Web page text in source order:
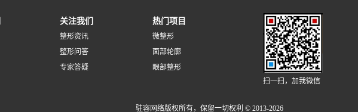
关注我们
整形资讯
整形问答
专家答疑
热门项目
微整形
面部轮廓
眼部整形
扫一扫，加我微信
驻容网络版权所有，保留一切权利 © 2013-2026